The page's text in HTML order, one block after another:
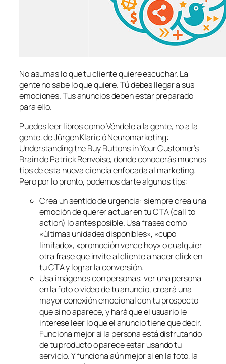
No asumas lo que tu cliente quiere escuchar. La
gente no sabe lo que quiere. Tú debes llegar a sus
emociones. Tus anuncios deben estar preparado
para ello.
Puedes leer libros como Véndele a la gente, no a la
gente. de Jürgen Klaric ó Neuromarketing:
Understanding the Buy Buttons in Your Customer’s
Brain de Patrick Renvoise, donde conocerás muchos
tips de esta nueva ciencia enfocada al marketing.
Pero por lo pronto, podemos darte algunos tips:
Crea un sentido de urgencia: siempre crea una
emoción de querer actuar en tu CTA (call to
action) lo antes posible. Usa frases como
«últimas unidades disponibles», «cupo
limitado», «promoción vence hoy» o cualquier
otra frase que invite al cliente a hacer click en
tu CTA y lograr la conversión.
Usa imágenes con personas: ver una persona
en la foto o video de tu anuncio, creará una
mayor conexión emocional con tu prospecto
que si no aparece, y hará que el usuario le
interese leer lo que el anuncio tiene que decir.
Funciona mejor si la persona está disfrutando
de tu producto o parece estar usando tu
servicio. Y funciona aún mejor si en la foto, la